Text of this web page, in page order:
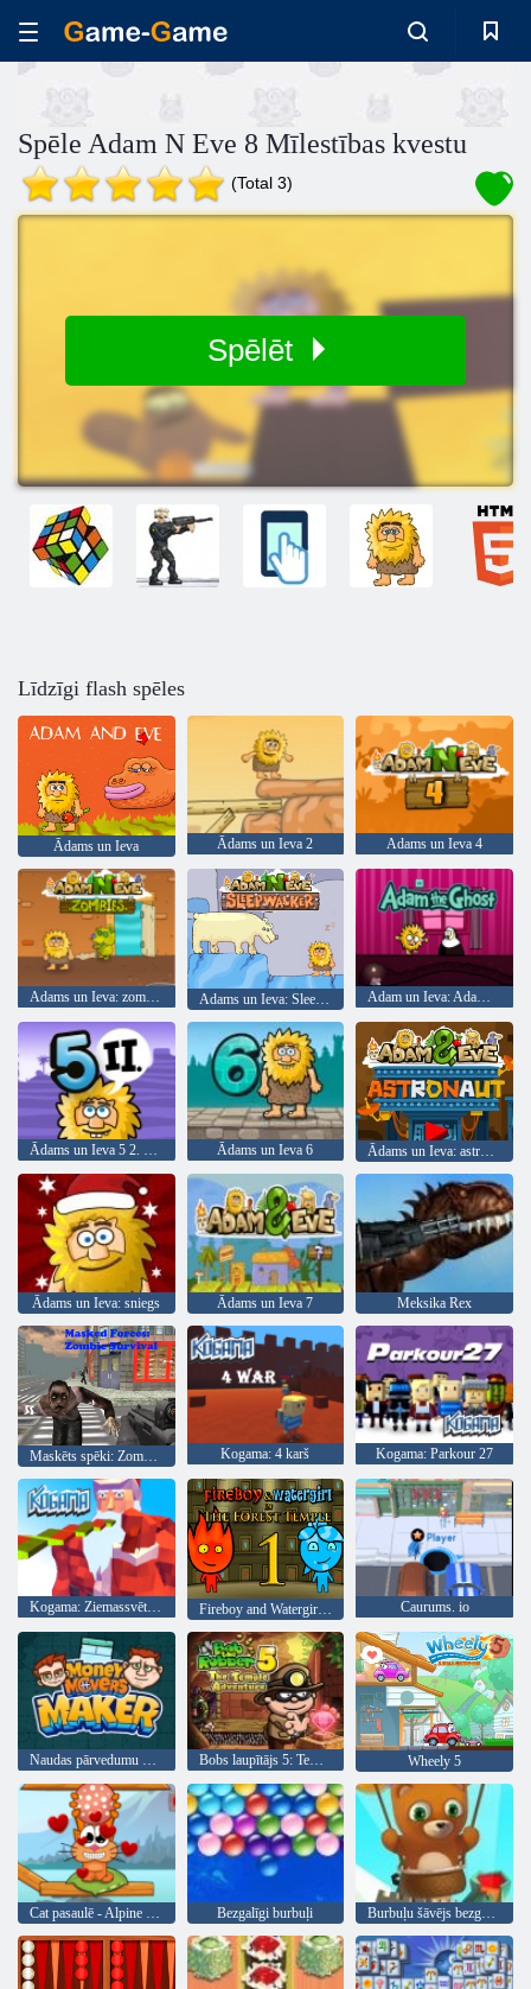
Spēle Adam N Eve 8 Mīlestības kvestu
(Total 3)
Spēlēt
Līdzīgi flash spēles
Ādams un Ieva Ādams un Ieva 2 Adams un Ieva 4
Adams un Ieva: zombiji Adams un Ieva: Sleepwalker Adam un Ieva: Adam Gars
Ādams un Ieva 5 2. daļa Ādams un Ieva 6 Ādams un Ieva: astronauts
Ādams un Ieva: sniegs Ādams un Ieva 7 Meksika Rex
Kogama: 4 karš Kogama: Parkour 27
Kogama: Ziemassvētku parks Fireboy and Watergirl 1: Meža templis Caurums. io
Naudas pārvedumu veidotājs Bobs laupītājs 5: Tempļa piedzīvojums Wheely 5
Cat pasaulē - Alpine Lakes Bezgalīgi burbuļi Burbuļu šāvējs bezgalīgs